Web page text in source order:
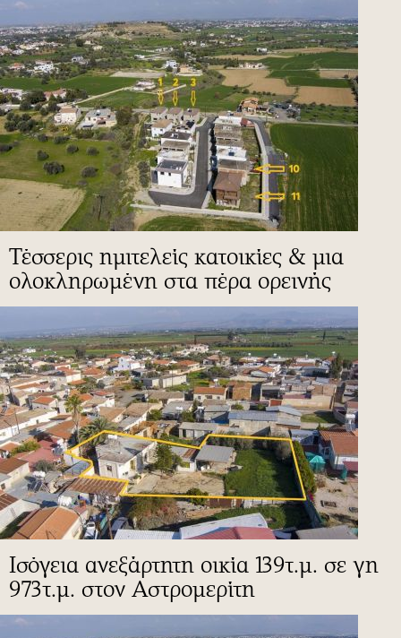
Τέσσερις ημιτελείς κατοικίες & μια
ολοκληρωμένη στα πέρα ορεινής
Ισόγεια ανεξάρτητη οικία 139τ.μ. σε γη
973τ.μ. στον Αστρομερίτη